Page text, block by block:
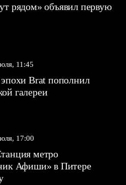
рядом» объявил первую
11:45
Brat пополнил
галереи
17:00
метро
Афиши» в Питере